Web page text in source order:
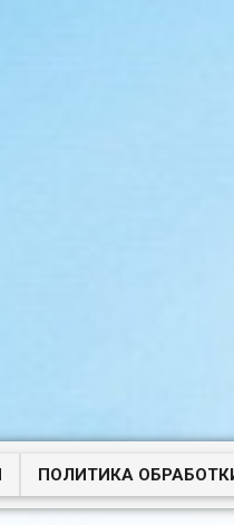
ПОЛИТИКА